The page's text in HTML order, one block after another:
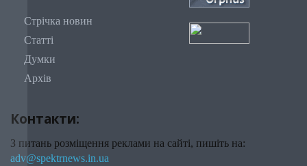
Стрічка новин
Статті
Думки
Архів
Контакти:
З питань розміщення реклами на сайті, пишіть на:
adv@spektrnews.in.ua